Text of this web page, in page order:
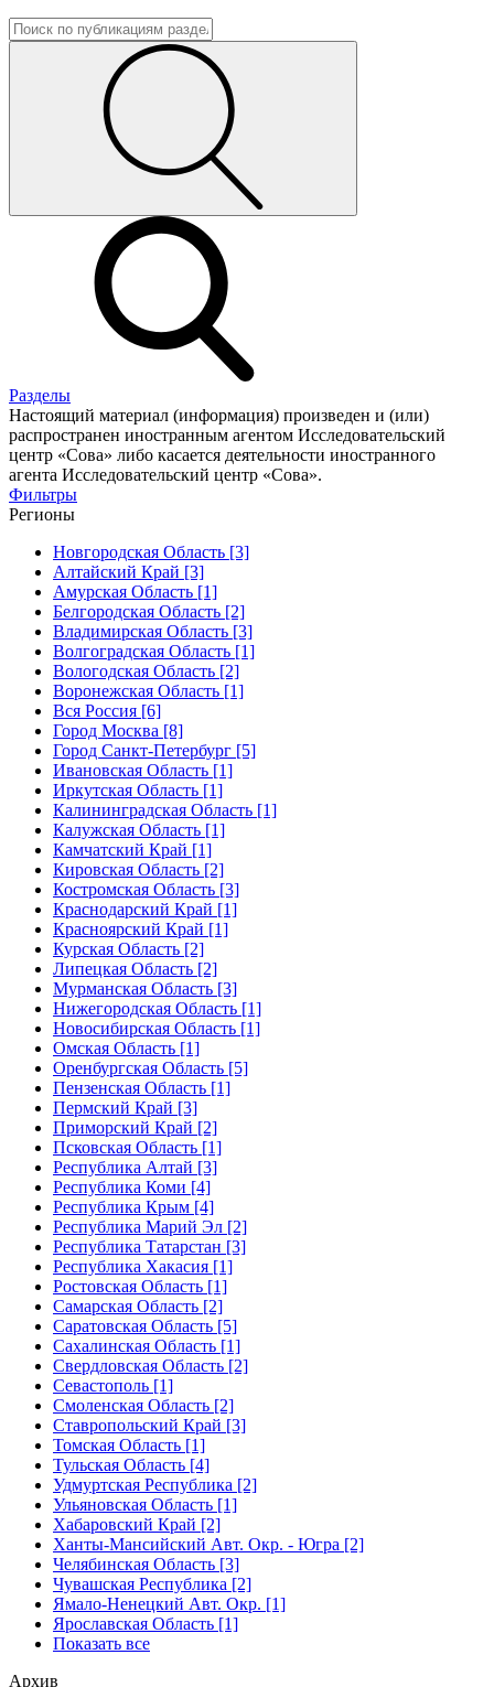
Разделы
Настоящий материал (информация) произведен и (или)
распространен иностранным агентом Исследовательский
центр «Сова» либо касается деятельности иностранного
агента Исследовательский центр «Сова».
Фильтры
Регионы
Новгородская Область [3]
Алтайский Край [3]
Амурская Область [1]
Белгородская Область [2]
Владимирская Область [3]
Волгоградская Область [1]
Вологодская Область [2]
Воронежская Область [1]
Вся Россия [6]
Город Москва [8]
Город Санкт-Петербург [5]
Ивановская Область [1]
Иркутская Область [1]
Калининградская Область [1]
Калужская Область [1]
Камчатский Край [1]
Кировская Область [2]
Костромская Область [3]
Краснодарский Край [1]
Красноярский Край [1]
Курская Область [2]
Липецкая Область [2]
Мурманская Область [3]
Нижегородская Область [1]
Новосибирская Область [1]
Омская Область [1]
Оренбургская Область [5]
Пензенская Область [1]
Пермский Край [3]
Приморский Край [2]
Псковская Область [1]
Республика Алтай [3]
Республика Коми [4]
Республика Крым [4]
Республика Марий Эл [2]
Республика Татарстан [3]
Республика Хакасия [1]
Ростовская Область [1]
Самарская Область [2]
Саратовская Область [5]
Сахалинская Область [1]
Свердловская Область [2]
Севастополь [1]
Смоленская Область [2]
Ставропольский Край [3]
Томская Область [1]
Тульская Область [4]
Удмуртская Республика [2]
Ульяновская Область [1]
Хабаровский Край [2]
Ханты-Мансийский Авт. Окр. - Югра [2]
Челябинская Область [3]
Чувашская Республика [2]
Ямало-Ненецкий Авт. Окр. [1]
Ярославская Область [1]
Показать все
Архив